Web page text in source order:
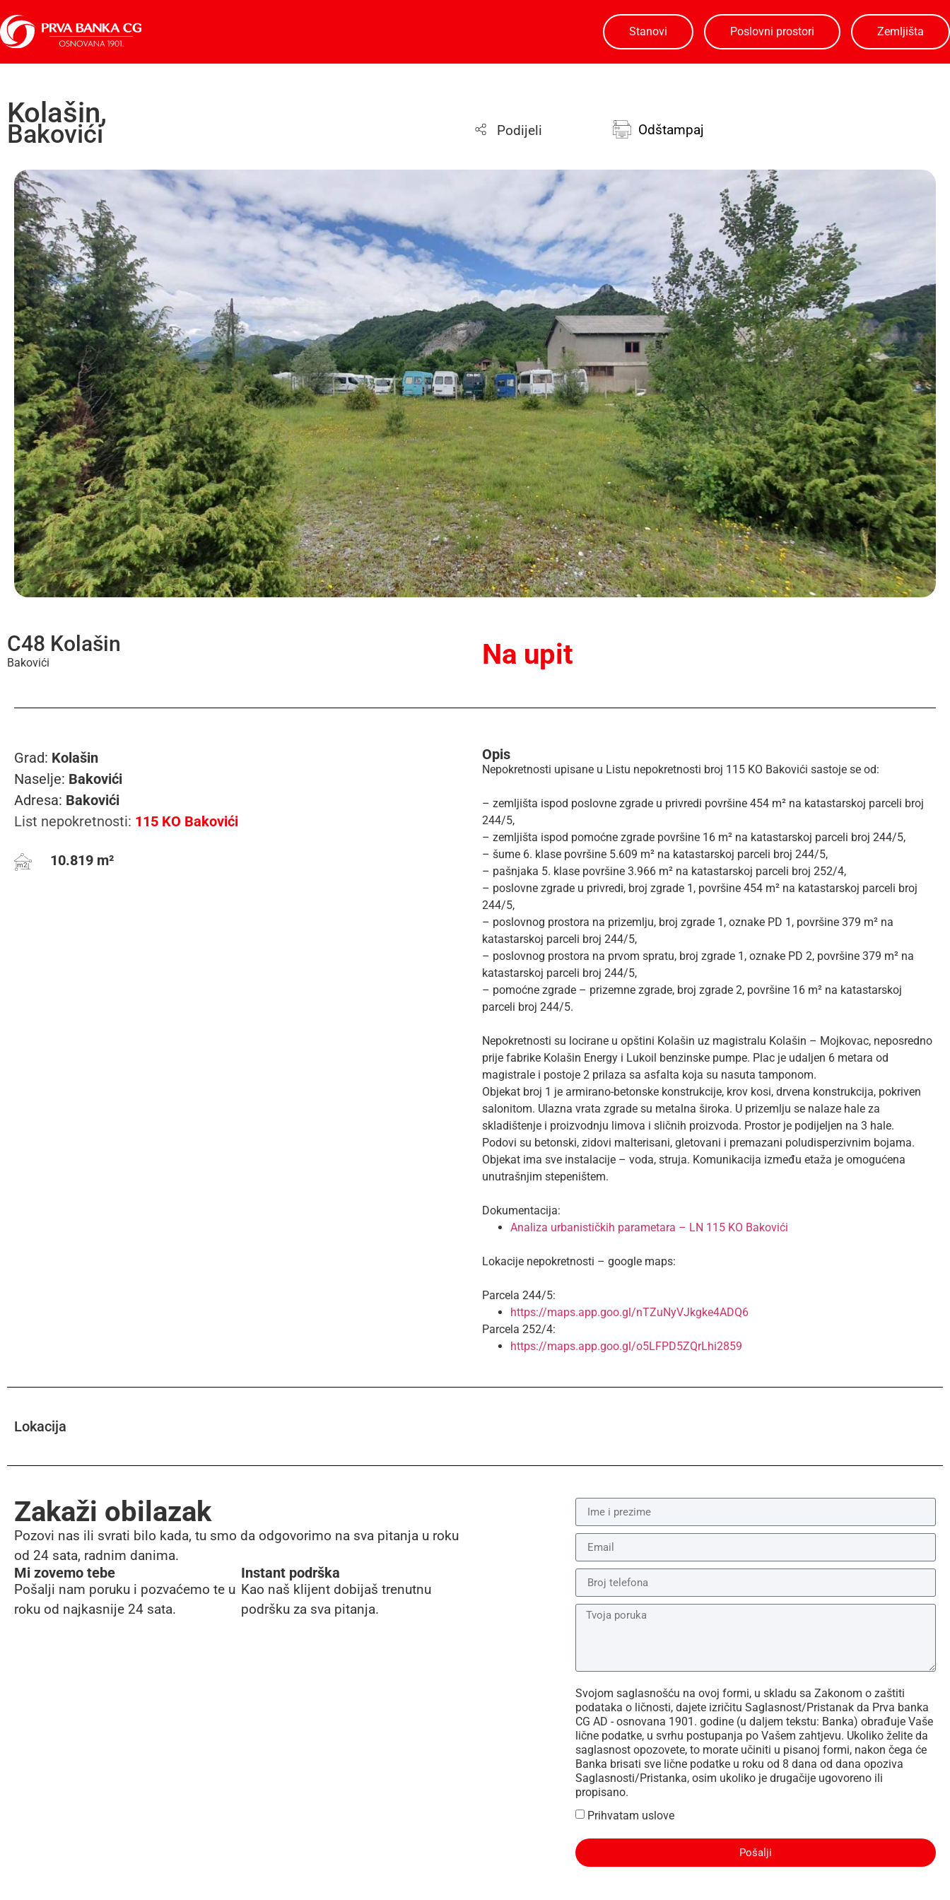
Stanovi Poslovni prostori Zemljišta
Kolašin,
Bakovići Podijeli Odštampaj
C48 Kolašin
Bakovići Na upit
Grad: Kolašin
Naselje: Bakovići
Adresa: Bakovići
List nepokretnosti: 115 KO Bakovići
m2 10.819 m²
Opis
Nepokretnosti upisane u Listu nepokretnosti broj 115 KO Bakovići sastoje se od:
– zemljišta ispod poslovne zgrade u privredi površine 454 m² na katastarskoj parceli broj
244/5,
– zemljišta ispod pomoćne zgrade površine 16 m² na katastarskoj parceli broj 244/5,
– šume 6. klase površine 5.609 m² na katastarskoj parceli broj 244/5,
– pašnjaka 5. klase površine 3.966 m² na katastarskoj parceli broj 252/4,
– poslovne zgrade u privredi, broj zgrade 1, površine 454 m² na katastarskoj parceli broj
244/5,
– poslovnog prostora na prizemlju, broj zgrade 1, oznake PD 1, površine 379 m² na
katastarskoj parceli broj 244/5,
– poslovnog prostora na prvom spratu, broj zgrade 1, oznake PD 2, površine 379 m² na
katastarskoj parceli broj 244/5,
– pomoćne zgrade – prizemne zgrade, broj zgrade 2, površine 16 m² na katastarskoj
parceli broj 244/5.
Nepokretnosti su locirane u opštini Kolašin uz magistralu Kolašin – Mojkovac, neposredno
prije fabrike Kolašin Energy i Lukoil benzinske pumpe. Plac je udaljen 6 metara od
magistrale i postoje 2 prilaza sa asfalta koja su nasuta tamponom.
Objekat broj 1 je armirano-betonske konstrukcije, krov kosi, drvena konstrukcija, pokriven
salonitom. Ulazna vrata zgrade su metalna široka. U prizemlju se nalaze hale za
skladištenje i proizvodnju limova i sličnih proizvoda. Prostor je podijeljen na 3 hale.
Podovi su betonski, zidovi malterisani, gletovani i premazani poludisperzivnim bojama.
Objekat ima sve instalacije – voda, struja. Komunikacija između etaža je omogućena
unutrašnjim stepeništem.
Dokumentacija:
Analiza urbanističkih parametara – LN 115 KO Bakovići
Lokacije nepokretnosti – google maps:
Parcela 244/5:
https://maps.app.goo.gl/nTZuNyVJkgke4ADQ6
Parcela 252/4:
https://maps.app.goo.gl/o5LFPD5ZQrLhi2859
Lokacija
Zakaži obilazak
Pozovi nas ili svrati bilo kada, tu smo da odgovorimo na sva pitanja u roku
od 24 sata, radnim danima.
Mi zovemo tebe
Pošalji nam poruku i pozvaćemo te u
roku od najkasnije 24 sata.
Instant podrška
Kao naš klijent dobijaš trenutnu
podršku za sva pitanja.
Svojom saglasnošću na ovoj formi, u skladu sa Zakonom o zaštiti
podataka o ličnosti, dajete izričitu Saglasnost/Pristanak da Prva banka
CG AD - osnovana 1901. godine (u daljem tekstu: Banka) obrađuje Vaše
lične podatke, u svrhu postupanja po Vašem zahtjevu. Ukoliko želite da
saglasnost opozovete, to morate učiniti u pisanoj formi, nakon čega će
Banka brisati sve lične podatke u roku od 8 dana od dana opoziva
Saglasnosti/Pristanka, osim ukoliko je drugačije ugovoreno ili
propisano.
Prihvatam uslove
Pošalji